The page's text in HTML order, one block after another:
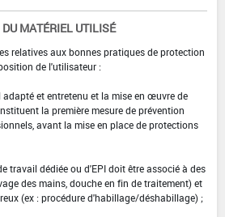
MATÉRIEL UTILISÉ
relatives aux bonnes pratiques de protection
de l'utilisateur :
et entretenu et la mise en œuvre de
la première mesure de prévention
avant la mise en place de protections
travail dédiée ou d'EPI doit être associé à des
des mains, douche en fin de traitement) et
(ex : procédure d'habillage/déshabillage) ;